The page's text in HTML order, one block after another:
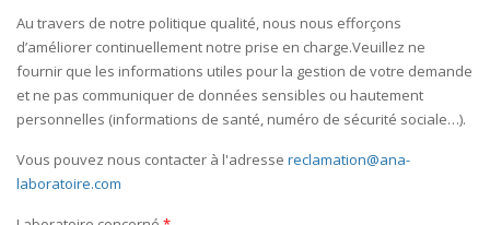
Au travers de notre politique qualité, nous nous efforçons
d’améliorer continuellement notre prise en charge.Veuillez ne
fournir que les informations utiles pour la gestion de votre demande
et ne pas communiquer de données sensibles ou hautement
personnelles (informations de santé, numéro de sécurité sociale…).
Vous pouvez nous contacter à l'adresse reclamation@ana-
laboratoire.com